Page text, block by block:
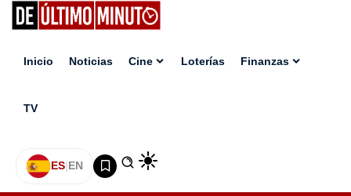
Inicio Noticias Cine Loterías Finanzas
TV
ES|EN